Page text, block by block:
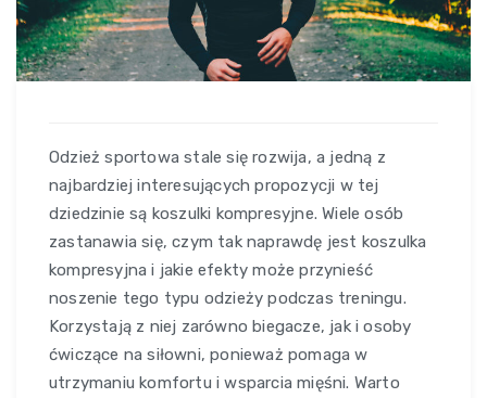
Odzież sportowa stale się rozwija, a jedną z
najbardziej interesujących propozycji w tej
dziedzinie są koszulki kompresyjne. Wiele osób
zastanawia się, czym tak naprawdę jest koszulka
kompresyjna i jakie efekty może przynieść
noszenie tego typu odzieży podczas treningu.
Korzystają z niej zarówno biegacze, jak i osoby
ćwiczące na siłowni, ponieważ pomaga w
utrzymaniu komfortu i wsparcia mięśni. Warto